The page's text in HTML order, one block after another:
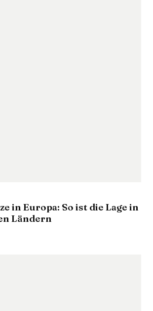
in Europa: So ist die Lage in
Ländern